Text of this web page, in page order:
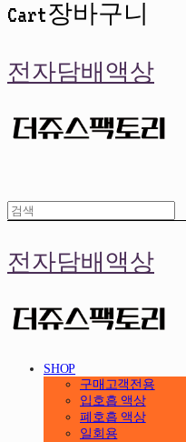
Cart장바구니
전자담배액상
전자담배액상
SHOP
구매고객전용
입호흡 액상
폐호흡 액상
일회용